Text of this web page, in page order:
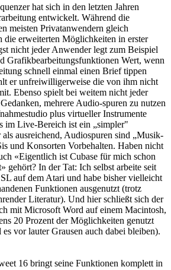
hat sich in den letzten Jahren
entwickelt. Während die
meisten Privatanwendern gleich
die erweiterten Möglichkeiten in erster
nicht jeder Anwender legt zum Beispiel
Grafikbearbeitungsfunktionen Wert, wenn
schnell einmal einen Brief tippen
er unfreiwilligerweise die von ihm nicht
Ebenso spielt bei weitem nicht jeder
mehrere Audio-spuren zu nutzen
plus virtueller Instrumente
im Live-Bereich ist ein „simpler"
als ausreichend, Audiospuren sind „Musik-
und Konsorten Vorbehalten. Haben nicht
«Eigentlich ist Cubase für mich schon
gehört? In der Tat: Ich selbst arbeite seit
auf dem Atari und habe bisher vielleicht
Funktionen ausgenutzt (trotz
Literatur). Und hier schließt sich der
mit Microsoft Word auf einem Macintosh,
20 Prozent der Möglichkeiten genutzt
vor lauter Grausen auch dabei bleiben).
16 bringt seine Funktionen komplett in